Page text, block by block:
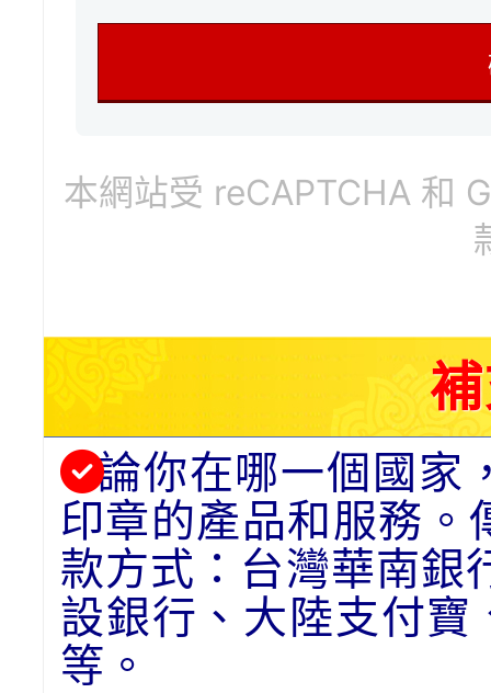
本網站受 reCAPTCHA 和
論你在哪一個國家
印章的產品和服務。
款方式：台灣華南銀
設銀行、大陸支付
等。